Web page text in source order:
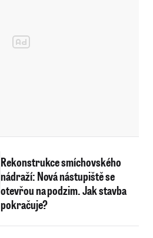
Rekonstrukce smíchovského
nádraží: Nová nástupiště se
otevřou na podzim. Jak stavba
pokračuje?